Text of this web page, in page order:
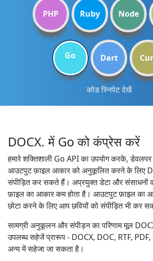
PHP Ruby Node
Go Dart
कोड स्निपेट देखें
DOCX. में Go को कंप्रेस करें
हमारे शक्तिशाली Go API का उपयोग करके,
आउटपुट फ़ाइल आकार को अनुकूलित करने के लिए
संपीड़ित कर सकते हैं। अप्रयुक्त डेटा और संसाधनों
फ़ाइल का आकार कम होता है। आउटपुट फ़ाइल का
छोटा करने के लिए आप छवियों को संपीड़ित भी कर
सामग्री अनुकूलन और संपीड़न का परिणाम मूल
उपलब्ध सहेजें प्रारूप - DOCX, DOC, RTF,
अन्य में सहेजा जा सकता है।